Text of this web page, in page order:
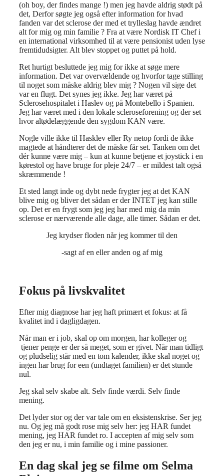
(oh boy, der findes mange !) men jeg havde aldrig stødt på
det, Derfor søgte jeg også efter information for hvad
fanden var det sclerose der med et trylleslag havde ændret
alt for mig og min familie ? Fra at være Nordisk IT Chef i
en international virksomhed til at være pensionist uden lyse
fremtidudsigter. Alt blev stoppet og puttet på hold.
Ret hurtigt besluttede jeg mig for ikke at søge mere
information. Det var overvældende og hvorfor tage stilling
til noget som måske aldrig blev mig ? Nogen vil sige det
var en flugt. Det synes jeg ikke. Jeg har været på
Sclerosehospitalet i Haslev og på Montebello i Spanien.
Jeg har været med i den lokale scleroseforening og der set
hvor altødelæggende den sygdom KAN være.
Nogle ville ikke til Hasklev eller Ry netop fordi de ikke
magtede at håndterer det de måske får set. Tanken om det
dér kunne være mig – kun at kunne betjene et joystick i en
kørestol og have bruge for pleje 24/7 – er mildest talt også
skræmmende !
Et sted langt inde og dybt nede frygter jeg at det KAN
blive mig og bliver det sådan er der INTET jeg kan stille
op. Det er en frygt som jeg jeg har med mig da min
sclerose er nærværende alle dage, alle timer. Sådan er det.
Jeg krydser floden når jeg kommer til den
-sagt af en eller anden og af mig
Fokus på livskvalitet
Efter mig diagnose har jeg haft primært et fokus: at få
kvalitet ind i dagligdagen.
Når man er i job, skal op om morgen, har kolleger og
tjener penge er der så meget, som er givet. Når man tidligt
og pludselig står med en tom kalender, ikke skal noget og
ingen har brug for een (undtaget familien) er det stunde
nul.
Jeg skal selv skabe alt. Selv finde værdi. Selv finde
mening.
Det lyder stor og der var tale om en eksistenskrise. Ser jeg
nu. Og jeg må godt rose mig selv her: jeg HAR fundet
mening, jeg HAR fundet ro. I accepten af mig selv som
den jeg er nu, i min familie og i mine passioner.
En dag skal jeg se filme om Selma